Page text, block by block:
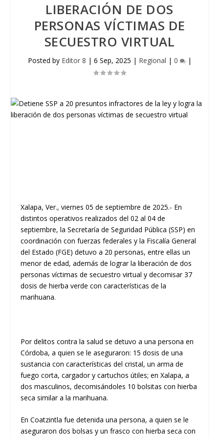
LIBERACIÓN DE DOS
PERSONAS VÍCTIMAS DE
SECUESTRO VIRTUAL
Posted by Editor 8 | 6 Sep, 2025 | Regional | 0 |
Xalapa, Ver., viernes 05 de septiembre de 2025.- En
distintos operativos realizados del 02 al 04 de
septiembre, la Secretaría de Seguridad Pública (SSP) en
coordinación con fuerzas federales y la Fiscalía General
del Estado (FGE) detuvo a 20 personas, entre ellas un
menor de edad, además de lograr la liberación de dos
personas víctimas de secuestro virtual y decomisar 37
dosis de hierba verde con características de la
marihuana.
Por delitos contra la salud se detuvo a una persona en
Córdoba, a quien se le aseguraron: 15 dosis de una
sustancia con características del cristal, un arma de
fuego corta, cargador y cartuchos útiles; en Xalapa, a
dos masculinos, decomisándoles 10 bolsitas con hierba
seca similar a la marihuana.
En Coatzintla fue detenida una persona, a quien se le
aseguraron dos bolsas y un frasco con hierba seca con